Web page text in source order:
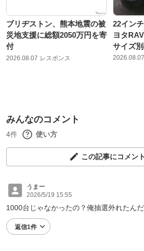
ブリヂストン、熊本地震の被
災地支援に総額2050万円を寄
付
2026.08.07 レスポンス
22イン
ヨタ
サイズ
2026.08.07
みんなのコメント
4件 使い方
この記事にコメン
うまー
2026/5/19 15:55
1000台じゃなかったの？俺抽選外れたんだ
返信1件